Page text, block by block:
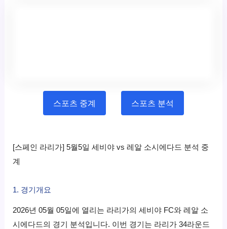
스포츠 중계 스포츠 분석
[스페인 라리가] 5월5일 세비야 vs 레알 소시에다드 분석 중
계
1. 경기개요
2026년 05월 05일에 열리는 라리가의 세비야 FC와 레알 소
시에다드의 경기 분석입니다. 이번 경기는 라리가 34라운드